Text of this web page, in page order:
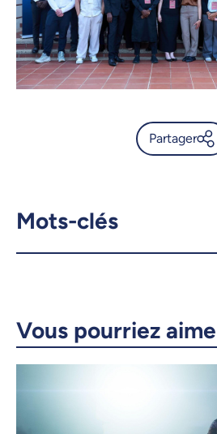
Partager
LinkedIn
Copier
Mots-clés
Vous pourriez